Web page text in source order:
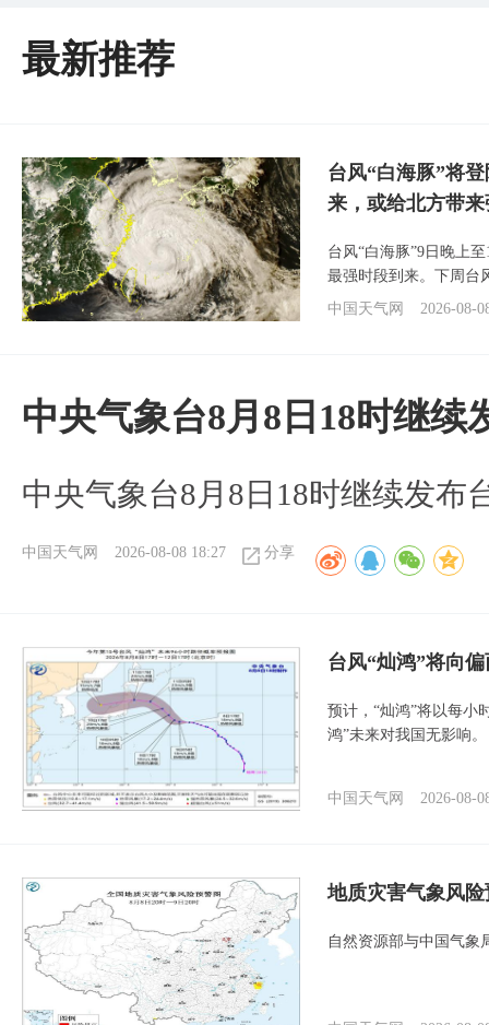
最新推荐
台风“白海豚”将
来，或给北方带
台风“白海豚”9日晚上
最强时段到来。下周台
中国天气网
2026-08-
中央气象台8月8日18时继续
中央气象台8月8日18时继续发布
中国天气网 2026-08-08 18:27 分享
台风“灿鸿”将向
预计，“灿鸿”将以每小
鸿”未来对我国无影响。
中国天气网 2026-08-
地质灾害气象风
自然资源部与中国气象